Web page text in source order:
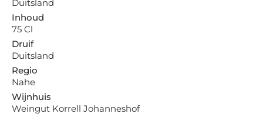
Duitsland
Inhoud
75 Cl
Druif
Duitsland
Regio
Nahe
Wijnhuis
Weingut Korrell Johanneshof